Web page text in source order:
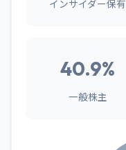
インサイダー保有
40.9%
一般株主